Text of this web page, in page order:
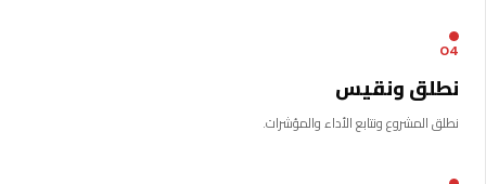
04
نطلق ونقيس
نطلق المشروع ونتابع الأداء والمؤشرات.